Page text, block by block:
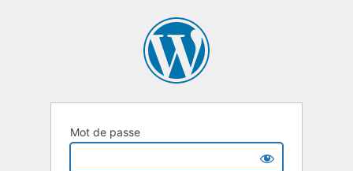
Mot de passe